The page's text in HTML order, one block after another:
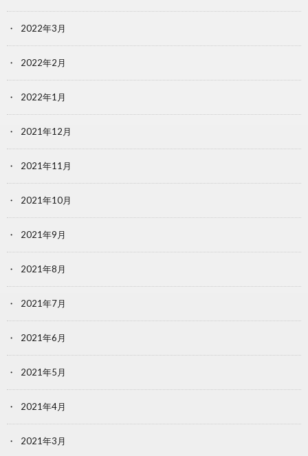
2022年3月
2022年2月
2022年1月
2021年12月
2021年11月
2021年10月
2021年9月
2021年8月
2021年7月
2021年6月
2021年5月
2021年4月
2021年3月